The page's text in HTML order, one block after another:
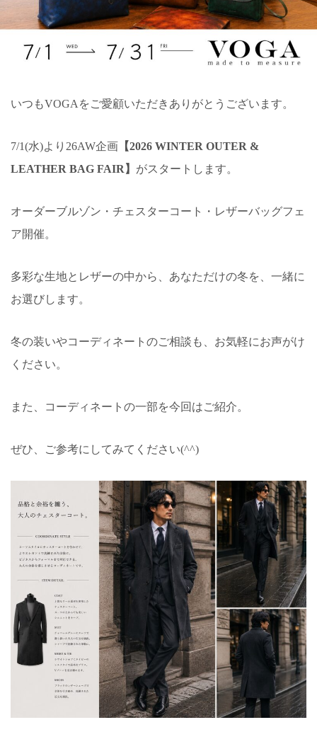
いつもVOGAをご愛顧いただきありがとうございます。
7/1(水)より26AW企画 【2026 WINTER OUTER &
LEATHER BAG FAIR】 がスタートします。
オーダーブルゾン・チェスターコート・レザーバッグフェ
ア開催。
多彩な生地とレザーの中から、あなただけの冬を、一緒に
お選びします。
冬の装いやコーディネートのご相談も、お気軽にお声がけ
ください。
また、コーディネートの一部を今回はご紹介。
ぜひ、ご参考にしてみてください(^^)